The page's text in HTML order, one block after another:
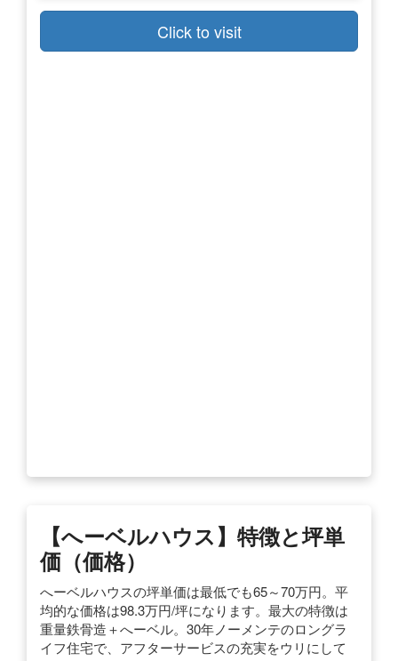
Click to visit
【へーベルハウス】特徴と坪単
価（価格）
へーベルハウスの坪単価は最低でも65～70万円。平
均的な価格は98.3万円/坪になります。最大の特徴は
重量鉄骨造＋へーベル。30年ノーメンテのロングラ
イフ住宅で、アフターサービスの充実をウリにして